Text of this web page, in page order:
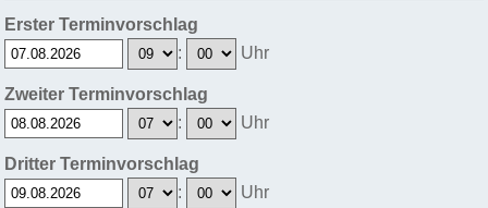
Erster Terminvorschlag
:
Uhr
Zweiter Terminvorschlag
:
Uhr
Dritter Terminvorschlag
:
Uhr